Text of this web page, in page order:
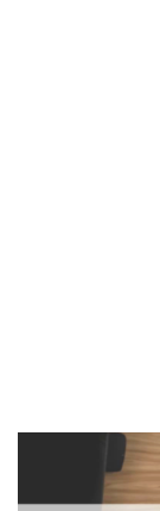
Imagen de